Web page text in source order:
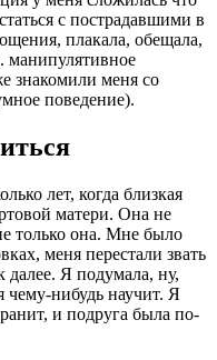
с пострадавшими в
плакала, обещала,
манипулятивное
знакомили меня со
поведение).
лет, когда близкая
матери. Она не
только она. Мне было
меня перестали звать
Я подумала, ну,
чему-нибудь научит. Я
и подруга была по-